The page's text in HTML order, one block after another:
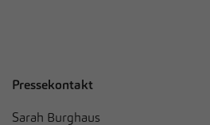
Pressekontakt
Sarah Burghaus